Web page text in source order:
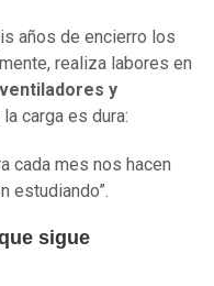
años de encierro los
realiza labores en
y
carga es dura:
cada mes nos hacen
estudiando”.
sigue